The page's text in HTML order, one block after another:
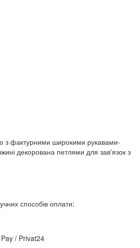
з фактурними широкими рукавами-
декорована петлями для зав'язок з
способів оплати:
/ Privat24